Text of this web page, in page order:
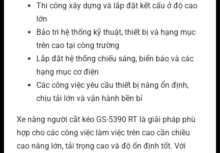
Thi công xây dựng và lắp đặt kết cấu ở độ cao
lớn
Bảo trì hệ thống kỹ thuật, thiết bị và hạng mục
trên cao tại công trường
Lắp đặt hệ thống chiếu sáng, biển báo và các
hạng mục cơ điện
Các công việc yêu cầu thiết bị nâng ổn định,
chịu tải lớn và vận hành bền bỉ
Xe nâng người cắt kéo GS-5390 RT là giải pháp phù
hợp cho các công việc làm việc trên cao cần chiều
cao nâng lớn, tải trọng cao và độ ổn định tốt. Với